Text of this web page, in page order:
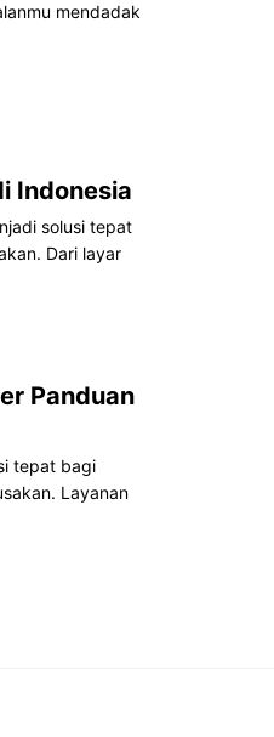
mendadak
Indonesia
solusi tepat
Dari layar
Panduan
tepat bagi
Layanan